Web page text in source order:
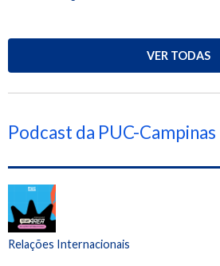
VER TODAS
Podcast da PUC-Campinas
Relações Internacionais